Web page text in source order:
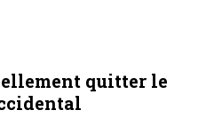
quitter le